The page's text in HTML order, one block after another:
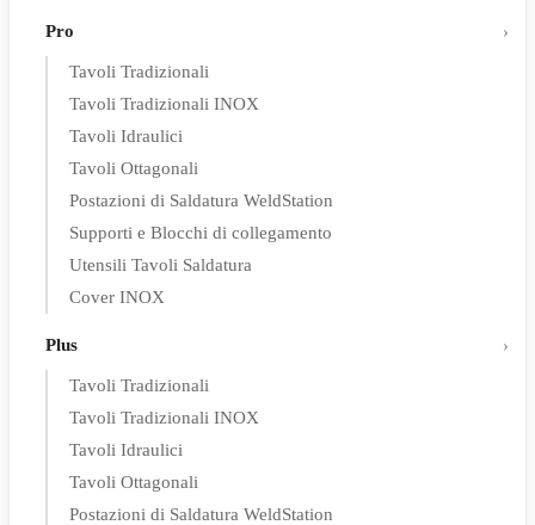
Pro
Tavoli Tradizionali
Tavoli Tradizionali INOX
Tavoli Idraulici
Tavoli Ottagonali
Postazioni di Saldatura WeldStation
Supporti e Blocchi di collegamento
Utensili Tavoli Saldatura
Cover INOX
Plus
Tavoli Tradizionali
Tavoli Tradizionali INOX
Tavoli Idraulici
Tavoli Ottagonali
Postazioni di Saldatura WeldStation